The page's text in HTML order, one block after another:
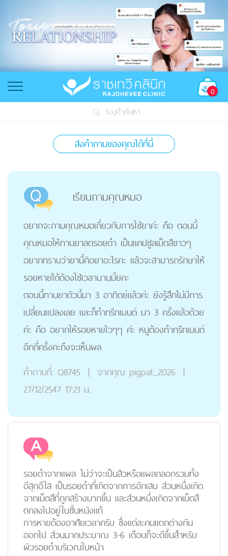
0
ระบุคำค้นหา
ส่งคำถามของคุณได้ที่นี่
เรียนถามคุณหมอ
อยากจะถามคุณหมอเกี่ยวกับการใช้ยาค่ะ คือ ตอนนี้
คุณหมอให้ทานยาลดรอยดำ เป็นแคปซูลเม็ดสีขาวๆ
อยากทราบว่ายานี้คิอยาอะไรคะ แล้วจะสามารถรักษาให้
รอยหายได้ต้องใช้เวลานานมั้ยคะ
ตอนนี้ทานยาตัวนี้มา 3 อาทิตย์แล้วค่ะ ยังรู้สึกไม่มีการ
เปลี่ยนแปลงเลย และก็ทำทรีทเมนต์ มา 3 ครั้งแล้วด้วย
ค่ะ คือ อยากให้รอยหายไวๆๆ ค่ะ หนูต้องทำทรีทเมนต์
อีกกี่ครั้งคะถึงจะเห็นผล
คำถามที่: Q8745 | จากคุณ pigpat_2026 |
27/12/2547 17:21 น.
รอยดำจากแผล ไม่ว่าจะเป็นสิวหรือแผลถลอกรวมทั้ง
อีสุกอีใส เป็นรอยดำที่เกิดจากการอักเสบ ส่วนหนึ่งเกิด
จากเม็ดสีที่ถูกสร้างมากขึ้น และส่วนหนึ่งเกิดจากเม็ดสี
ตกลงไปอยู่ในชั้นหนังแท้
การหายต้องอาศัยเวลาครับ ซึ่งแต่ละคนแตกต่างกัน
ออกไป ส่วนมากประมาณ 3-6 เดือนก็จะดีขึ้นสำหรับ
ผิวรอยดำบริเวณใบหน้า